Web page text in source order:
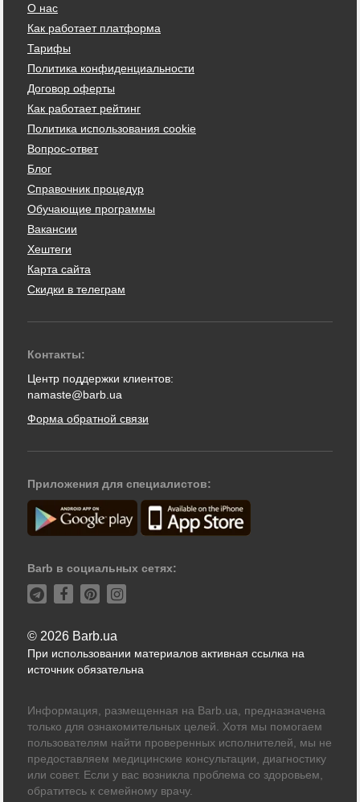
О нас
Как работает платформа
Тарифы
Политика конфиденциальности
Договор оферты
Как работает рейтинг
Политика использования cookie
Вопрос-ответ
Блог
Справочник процедур
Обучающие программы
Вакансии
Хештеги
Карта сайта
Скидки в телеграм
Контакты:
Центр поддержки клиентов:
namaste@barb.ua
Форма обратной связи
Приложения для специалистов:
Barb в социальных сетях:
© 2026 Barb.ua
При использовании материалов активная ссылка на
источник обязательна
Информация, размещенная на Barb.ua, предназначена
только для ознакомительных целей. Хотя мы помогаем
пользователям найти проверенных исполнителей, мы не
предоставляем медицинские консультации, диагностику
или совет. Если у вас возникла проблема со здоровьем,
обратитесь к семейному врачу.